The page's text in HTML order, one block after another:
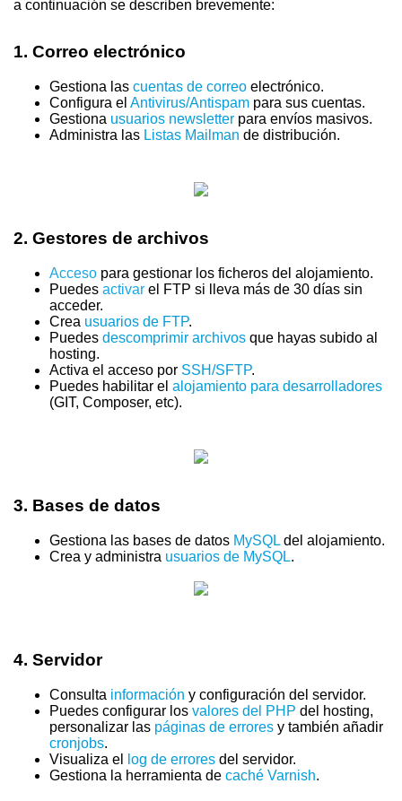
a continuación se describen brevemente:
1. Correo electrónico
Gestiona las cuentas de correo electrónico.
Configura el Antivirus/Antispam para sus cuentas.
Gestiona usuarios newsletter para envíos masivos.
Administra las Listas Mailman de distribución.
2. Gestores de archivos
Acceso para gestionar los ficheros del alojamiento.
Puedes activar el FTP si lleva más de 30 días sin
acceder.
Crea usuarios de FTP.
Puedes descomprimir archivos que hayas subido al
hosting.
Activa el acceso por SSH/SFTP.
Puedes habilitar el alojamiento para desarrolladores
(GIT, Composer, etc).
3. Bases de datos
Gestiona las bases de datos MySQL del alojamiento.
Crea y administra usuarios de MySQL.
4. Servidor
Consulta información y configuración del servidor.
Puedes configurar los valores del PHP del hosting,
personalizar las páginas de errores y también añadir
cronjobs.
Visualiza el
log de errores del servidor.
Gestiona la herramienta de caché Varnish.